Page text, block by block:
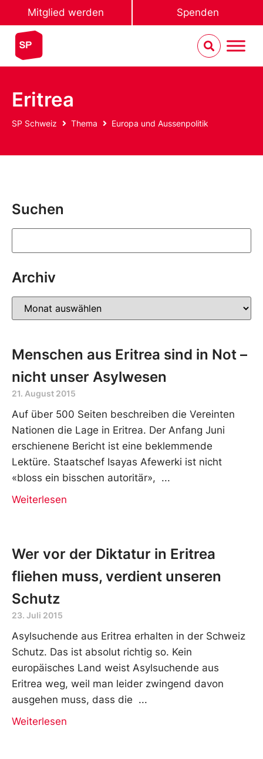
Mitglied werden Spenden
Eritrea
SP Schweiz Thema Europa und Aussenpolitik
Suchen
Archiv
Menschen aus Eritrea sind in Not –
nicht unser Asylwesen
21. August 2015
Auf über 500 Seiten beschreiben die Vereinten
Nationen die Lage in Eritrea. Der Anfang Juni
erschienene Bericht ist eine beklemmende
Lektüre. Staatschef Isayas Afewerki ist nicht
«bloss ein bisschen autoritär»,
Weiterlesen
Wer vor der Diktatur in Eritrea
fliehen muss, verdient unseren
Schutz
23. Juli 2015
Asylsuchende aus Eritrea erhalten in der Schweiz
Schutz. Das ist absolut richtig so. Kein
europäisches Land weist Asylsuchende aus
Eritrea weg, weil man leider zwingend davon
ausgehen muss, dass die
Weiterlesen